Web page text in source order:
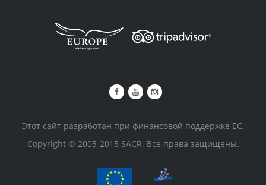
Этот сайт разработан при финансовой поддержке ЕС.
Copyright © 2005-2015 SACR. Все права защищены.